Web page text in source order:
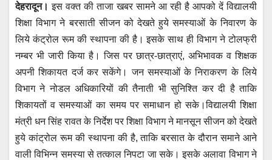
at
s
A
p
p
c
e
b
o
o
k
tt
er
ail ss
e
n
g
er
e
gr
a
m
देहरादून। इस वक्त की ताजा खबर सामने आ रही है आपको दें विद्यालयी
शिक्षा विभाग ने बरसाती सीजन को देखते हुये समस्याओं के निवारण के
लिये कंट्रोल रूम की स्थापना की है। इसके साथ ही विभाग ने टोलफ्री
नम्बर भी जारी किया है। जिस पर छात्र-छात्राएं, अभिभावक व शिक्षक
अपनी शिकायत दर्ज कर सकेंगे। जन समस्याओं के निराकरण के लिये
विभाग ने नोडल अधिकारियों की तैनाती भी सुनिश्ति कर दी है ताकि
शिकायतों व समस्याओं का समय पर समाधान हो सके।विद्यालयी शिक्षा
मंत्री धन सिंह रावत के निर्देश पर शिक्षा विभाग ने मानसून सीजन को देखते
हुये कांट्रोल रूम की स्थापना की है, ताकि बरसात के दौरान समाने आने
वाली विभिन्न समस्या से तत्काल निपटा जा सके। इसके अलावा विभाग ने